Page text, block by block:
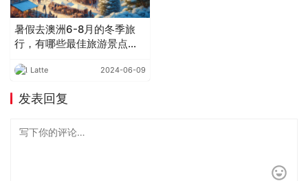
暑假去澳洲6-8月的冬季旅
行，有哪些最佳旅游景点推
Latte 2024-06-09
发表回复